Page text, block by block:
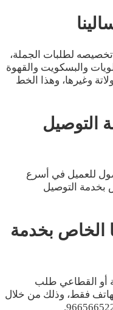
لطلبات الجملة،
والبسكويت والقهوة
وغيرها، وهذا الخط
التوصيل
للعميل في أسرع
التوصيل
الخاص بخدمة
أو القطاعي طلب
فقط، وذلك من خلال